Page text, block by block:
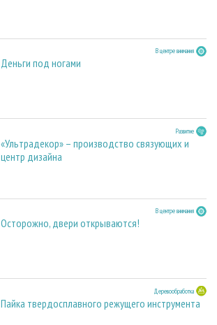
В центре внимания
Деньги под ногами
Развитие
«Ультрадекор» – производство связующих и
центр дизайна
В центре внимания
Осторожно, двери открываются!
Деревообработка
Пайка твердосплавного режущего инструмента